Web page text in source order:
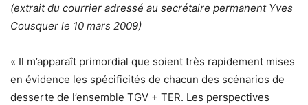
(extrait du courrier adressé au secrétaire permanent Yves
Cousquer le 10 mars 2009)
« Il m’apparaît primordial que soient très rapidement mises
en évidence les spécificités de chacun des scénarios de
desserte de l’ensemble TGV + TER. Les perspectives